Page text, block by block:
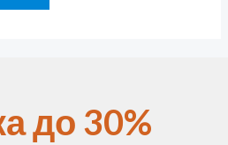
до 30%